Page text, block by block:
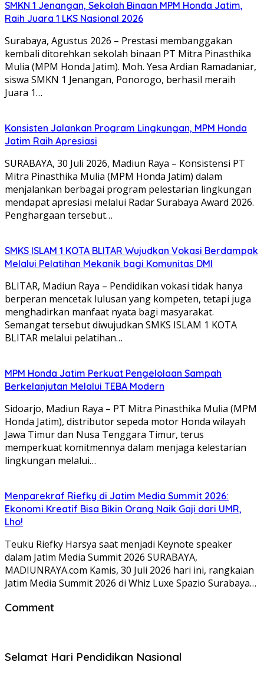
SMKN 1 Jenangan, Sekolah Binaan MPM Honda Jatim,
Raih Juara 1 LKS Nasional 2026
Surabaya, Agustus 2026 – Prestasi membanggakan
kembali ditorehkan sekolah binaan PT Mitra Pinasthika
Mulia (MPM Honda Jatim). Moh. Yesa Ardian Ramadaniar,
siswa SMKN 1 Jenangan, Ponorogo, berhasil meraih
Juara 1…
Konsisten Jalankan Program Lingkungan, MPM Honda
Jatim Raih Apresiasi
SURABAYA, 30 Juli 2026, Madiun Raya – Konsistensi PT
Mitra Pinasthika Mulia (MPM Honda Jatim) dalam
menjalankan berbagai program pelestarian lingkungan
mendapat apresiasi melalui Radar Surabaya Award 2026.
Penghargaan tersebut…
SMKS ISLAM 1 KOTA BLITAR Wujudkan Vokasi Berdampak
Melalui Pelatihan Mekanik bagi Komunitas DMI
BLITAR, Madiun Raya – Pendidikan vokasi tidak hanya
berperan mencetak lulusan yang kompeten, tetapi juga
menghadirkan manfaat nyata bagi masyarakat.
Semangat tersebut diwujudkan SMKS ISLAM 1 KOTA
BLITAR melalui pelatihan…
MPM Honda Jatim Perkuat Pengelolaan Sampah
Berkelanjutan Melalui TEBA Modern
Sidoarjo, Madiun Raya – PT Mitra Pinasthika Mulia (MPM
Honda Jatim), distributor sepeda motor Honda wilayah
Jawa Timur dan Nusa Tenggara Timur, terus
memperkuat komitmennya dalam menjaga kelestarian
lingkungan melalui…
Menparekraf Riefky di Jatim Media Summit 2026:
Ekonomi Kreatif Bisa Bikin Orang Naik Gaji dari UMR,
Lho!
Teuku Riefky Harsya saat menjadi Keynote speaker
dalam Jatim Media Summit 2026 SURABAYA,
MADIUNRAYA.com Kamis, 30 Juli 2026 hari ini, rangkaian
Jatim Media Summit 2026 di Whiz Luxe Spazio Surabaya…
Comment
Selamat Hari Pendidikan Nasional